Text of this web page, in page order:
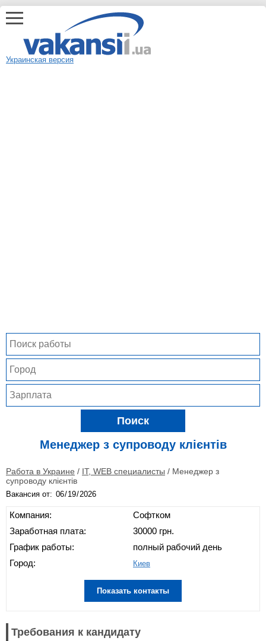
Украинская версия
Поиск
Менеджер з супроводу клієнтів
Работа в Украине / IT, WEB специалисты / Менеджер з
супроводу клієнтів
Вакансия от:
Компания:
Заработная плата:
График работы:
Город:
Софтком
30000 грн.
полный рабочий день
Киев
Показать контакты
Требования к кандидату